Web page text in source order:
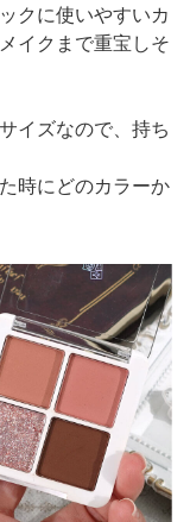
クに使いやすいカ
イクまで重宝しそ
イズなので、持ち
時にどのカラーか